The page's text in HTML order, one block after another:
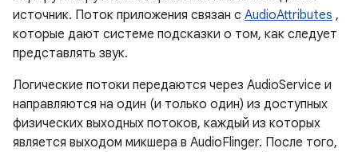
источник. Поток приложения связан с AudioAttributes ,
которые дают системе подсказки о том, как следует
представлять звук.
Логические потоки передаются через AudioService и
направляются на один (и только один) из доступных
физических выходных потоков, каждый из которых
является выходом микшера в AudioFlinger. После того,